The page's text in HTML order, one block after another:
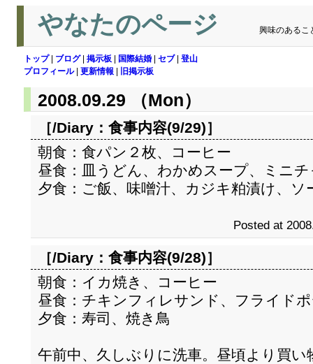
やなたのページ 興味のあるこ
トップ| ブログ| 掲示板 国際結婚 セブ| 登山
プロフィール| 更新情報 旧掲示板
2008.09.29 （Mon）
［/Diary： 食事内容(9/29)］
朝食：食パン２枚、コーヒー
昼食：皿うどん、わかめスープ、ミニ
夕食：ご飯、味噌汁、カジキ粕漬け、ソ
Posted at
［/Diary： 食事内容(9/28)］
朝食：イカ焼き、コーヒー
昼食：チキンフィレサンド、フライド
夕食：寿司、焼き鳥
午前中、久しぶりに洗車。昼頃より買い